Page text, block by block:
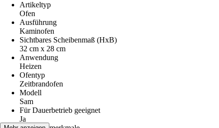
Artikeltyp
Ofen
Ausführung
Kaminofen
Sichtbares Scheibenmaß (HxB)
32 cm x 28 cm
Anwendung
Heizen
Ofentyp
Zeitbrandofen
Modell
Sam
Für Dauerbetrieb geeignet
Ja